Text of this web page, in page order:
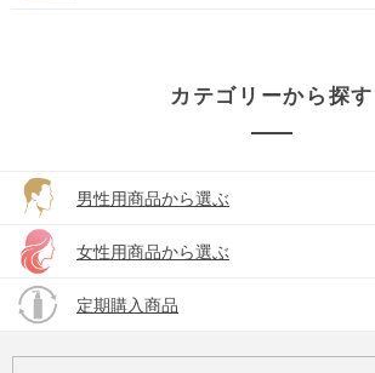
カテゴリーから探す
男性用商品から選ぶ
女性用商品から選ぶ
定期購入商品